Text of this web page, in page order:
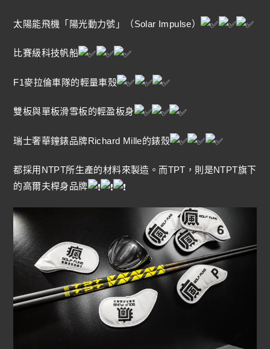
太陽能飛機「陽光動力號」（Solar Impulse）
比賽級科技帆船
F1麥拉倫車隊的輕量車殼
雙板與單板滑雪板的輕盈板身
瑞士奢華鐘錶品牌Richard Mille的錶殼
都採用NTPT所生產的材料來製造。而TPT，則是NTPT旗下
的高爾夫桿身品牌